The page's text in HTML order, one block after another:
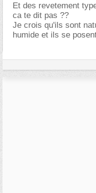
Et des revetement
ca te dit pas ??
Je crois qu'ils sont
humide et ils se